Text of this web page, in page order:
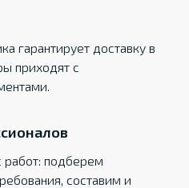
гарантирует доставку в
приходят с
подберем
составим и